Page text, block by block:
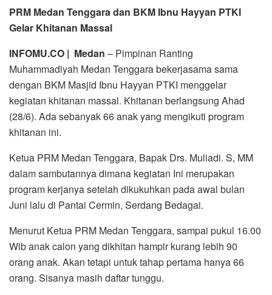
PRM Medan Tenggara dan BKM Ibnu Hayyan PTKI
Gelar Khitanan Massal
INFOMU.CO | Medan – Pimpinan Ranting
Muhammadiyah Medan Tenggara bekerjasama sama
dengan BKM Masjid Ibnu Hayyan PTKI menggelar
kegiatan khitanan massal. Khitanan berlangsung Ahad
(28/6). Ada sebanyak 66 anak yang mengikuti program
khitanan ini.
Ketua PRM Medan Tenggara, Bapak Drs. Muliadi. S, MM
dalam sambutannya dimana kegiatan Ini merupakan
program kerjanya setelah dikukuhkan pada awal bulan
Juni lalu di Pantai Cermin, Serdang Bedagai.
Menurut Ketua PRM Medan Tenggara, sampai pukul 16.00
Wib anak calon yang dikhitan hampir kurang lebih 90
orang anak. Akan tetapi untuk tahap pertama hanya 66
orang. Sisanya masih daftar tunggu.